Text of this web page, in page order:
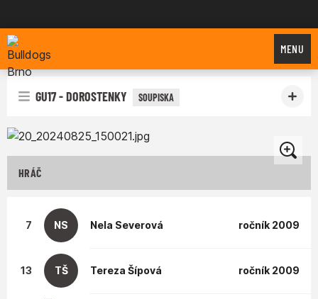
Bulldogs Brno
MENU
GU17 - DOROSTENKY SOUPISKA
HRÁČ
7 NS Nela Severová ročník 2009
13 TŠ Tereza Šípová ročník 2009